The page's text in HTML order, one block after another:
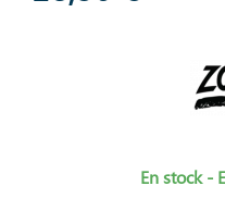
En stock -